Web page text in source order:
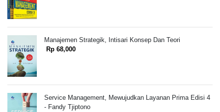
Manajemen Strategik, Intisari Konsep Dan Teori
Rp 68,000
Service Management, Mewujudkan Layanan Prima Edisi 4
- Fandy Tjiptono